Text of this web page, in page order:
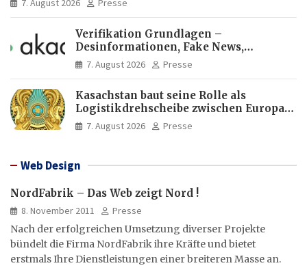
Verifikation Grundlagen –
Desinformationen, Fake News,
manipulierte Inhalte | dpa-Akademie
7. August 2026 Presse
Kasachstan baut seine Rolle als
Logistikdrehscheibe zwischen Europa
und Asien aus
7. August 2026 Presse
Web Design
NordFabrik – Das Web zeigt Nord !
8. November 2011
Presse
Nach der erfolgreichen Umsetzung diverser Projekte
bündelt die Firma NordFabrik ihre Kräfte und bietet
erstmals Ihre Dienstleistungen einer breiteren Masse an.